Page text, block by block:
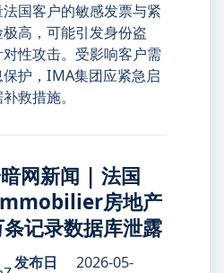
国客户的敏感发票与紧
高，可能引发身份盗
性攻击。受影响客户需
护，IMA集团应紧急启
救措施。
网新闻 | 法国
房地产
记录数据库泄露
发布日
2026-05-